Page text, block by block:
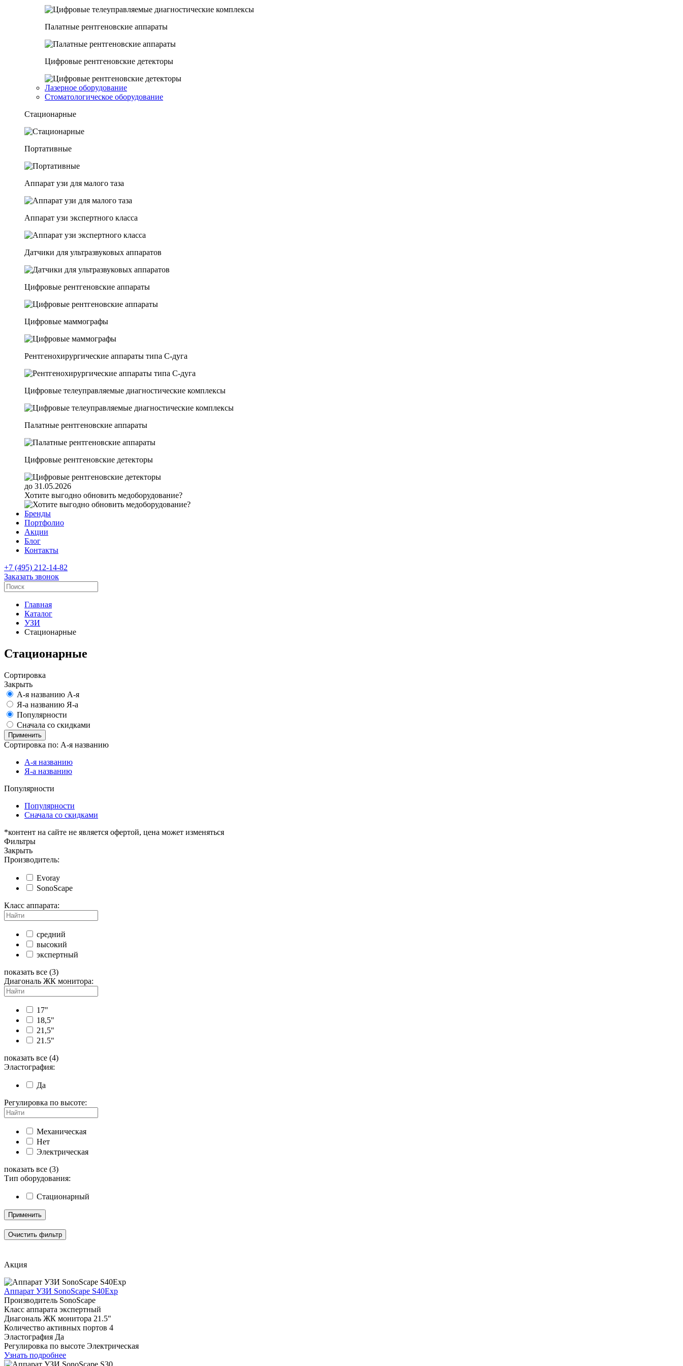
Палатные рентгеновские аппараты
Цифровые рентгеновские детекторы
Лазерное оборудование
Стоматологическое оборудование
Стационарные
Портативные
Аппарат узи для малого таза
Аппарат узи экспертного класса
Датчики для ультразвуковых аппаратов
Цифровые рентгеновские аппараты
Цифровые маммографы
Рентгенохирургические аппараты типа C-дуга
Цифровые телеуправляемые диагностические комплексы
Палатные рентгеновские аппараты
Цифровые рентгеновские детекторы
до 31.05.2026
Хотите выгодно обновить медоборудование?
Бренды
Портфолио
Акции
Блог
Контакты
+7 (495) 212-14-82
Заказать звонок
Главная
Каталог
УЗИ
Стационарные
Стационарные
Сортировка
Закрыть
А-я названию А-я
Я-а названию Я-а
Популярности
Сначала со скидками
Применить
Сортировка по: А-я названию
А-я названию
Я-а названию
Популярности
Популярности
Сначала со скидками
*контент на сайте не является офертой, цена может изменяться
Фильтры
Закрыть
Производитель:
Evoray
SonoScape
Класс аппарата:
средний
высокий
экспертный
показать все (3)
Диагональ ЖК монитора:
17"
18,5"
21,5"
21.5"
показать все (4)
Эластография:
Да
Регулировка по высоте:
Механическая
Нет
Электрическая
показать все (3)
Тип оборудования:
Стационарный
Применить
Очистить фильтр
Акция
Аппарат УЗИ SonoScape S40Exp
Производитель SonoScape
Класс аппарата экспертный
Диагональ ЖК монитора 21.5"
Количество активных портов 4
Эластография Да
Регулировка по высоте Электрическая
Узнать подробнее